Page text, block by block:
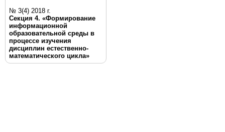
№ 3(4) 2018 г.
Секция 4. «Формирование
информационной
образовательной среды в
процессе изучения
дисциплин естественно-
математического цикла»